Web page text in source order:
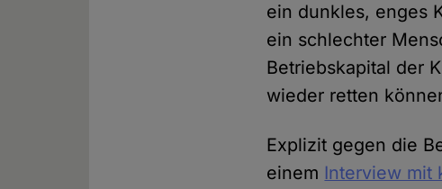
ein dunkles, enges
ein schlechter
Betriebskapital der
wieder retten
Explizit gegen die
einem Interview mit